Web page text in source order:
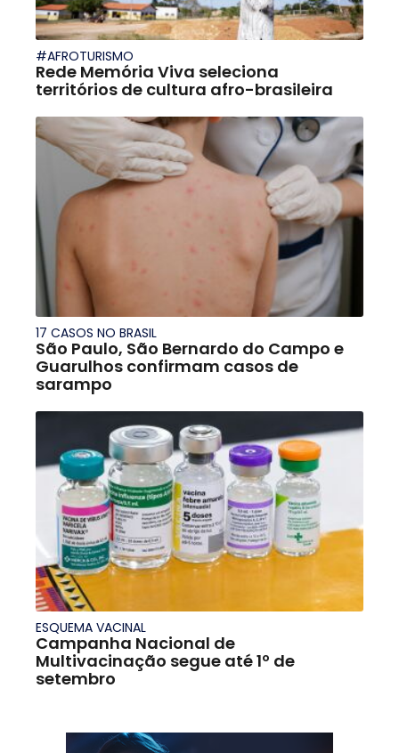
#AFROTURISMO
Rede Memória Viva seleciona
territórios de cultura afro-brasileira
17 CASOS NO BRASIL
São Paulo, São Bernardo do Campo e
Guarulhos confirmam casos de
sarampo
ESQUEMA VACINAL
Campanha Nacional de
Multivacinação segue até 1º de
setembro